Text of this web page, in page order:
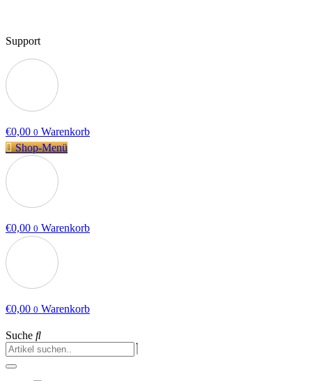
Support
€0,00 0 Warenkorb
Shop-Menü
€0,00 0 Warenkorb
€0,00 0 Warenkorb
Suche